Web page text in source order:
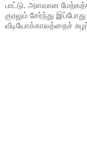
பாட்டு. அளவான
குரலும் சேர்ந்து
வீடியோக்காலத்தைச்